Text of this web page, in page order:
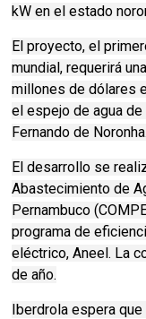
kW en el estado
El proyecto, el
mundial, requerirá
millones de dólares
el espejo de agua
Fernando de Noronha.
El desarrollo se
Abastecimiento de
Pernambuco
programa de
eléctrico, Aneel. La
de año.
Iberdrola espera